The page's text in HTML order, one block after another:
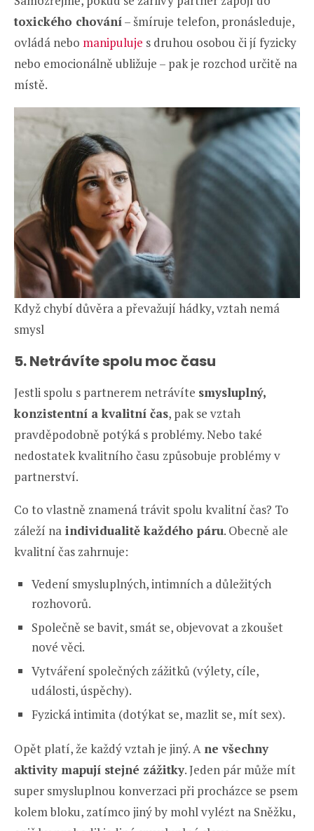
toxického chování– šmíruje telefon, pronásleduje,
ovládá nebo manipuluje s druhou osobou či jí fyzicky
nebo emocionálně ubližuje – pak je rozchod určitě na
místě.
Když chybí důvěra a převažují hádky, vztah nemá
smysl
5. Netrávíte spolu moc času
Jestli spolu s partnerem netrávíte smysluplný,
konzistentní a kvalitní čas, pak se vztah
pravděpodobně potýká s problémy. Nebo také
nedostatek kvalitního času způsobuje problémy v
partnerství.
Co to vlastně znamená trávit spolu kvalitní čas? To
záleží na individualitě každého páru. Obecně ale
kvalitní čas zahrnuje:
Vedení smysluplných, intimních a důležitých
rozhovorů.
Společně se bavit, smát se, objevovat a zkoušet
nové věci.
Vytváření společných zážitků (výlety, cíle,
události, úspěchy).
Fyzická intimita (dotýkat se, mazlit se, mít sex).
Opět platí, že každý vztah je jiný. A ne všechny
aktivity mapují stejné zážitky. Jeden pár může mít
super smysluplnou konverzaci při procházce se psem
kolem bloku, zatímco jiný by mohl vylézt na Sněžku,